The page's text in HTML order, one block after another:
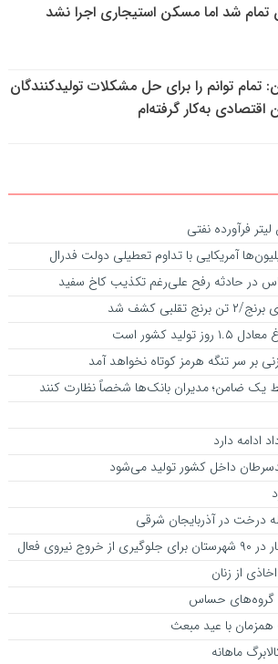
تمام شد اما مسکن استیجاری اجرا نشد
تمام توانم را برای حل مشکلات تولیدکنندگان
اقتصادی به‌کار گرفته‌ام
آمریکایی با تداوم تعطیلی دولت فدرال
در حادثه رفح علی‌رغم تکذیب کاخ سفید
کشف شد
بر سر تنگه هرمز کوتاه نخواهد آمد
یک ضامن؛ مدیران بانک‌ها شخصاً نظارت کنند
از زنان
گروه‌های حساس
همزمان با عید مبعث
ماهانه